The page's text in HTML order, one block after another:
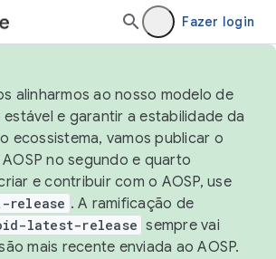
Fazer login
alinharmos ao nosso modelo de
e garantir a estabilidade da
ecossistema, vamos publicar o
no segundo e quarto
e contribuir com o AOSP, use
release . A ramificação de
latest-release sempre vai
mais recente enviada ao AOSP.